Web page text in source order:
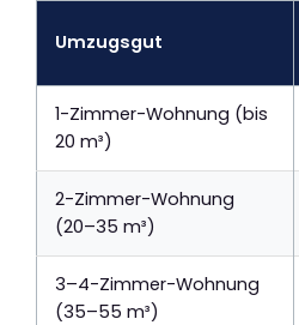
Umzugsgut
1-Zimmer-Wohnung (bis
20 m³)
2-Zimmer-Wohnung
(20–35 m³)
3–4-Zimmer-Wohnung
(35–55 m³)